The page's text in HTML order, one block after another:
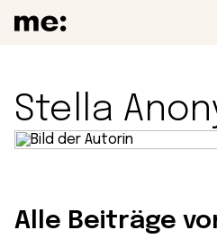
Stella
Alle Beiträge